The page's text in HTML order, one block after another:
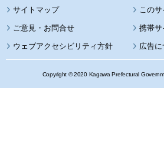
サイトマップ この
携帯サ
ウェブアクセシビリティ方針 広告に
Copyright © 2020 Kagawa Prefectural